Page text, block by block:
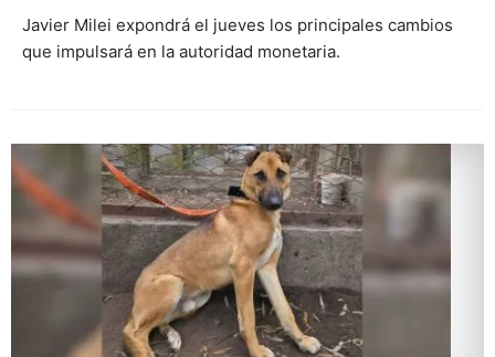
Javier Milei expondrá el jueves los principales cambios
que impulsará en la autoridad monetaria.